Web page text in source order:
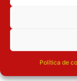
Política de